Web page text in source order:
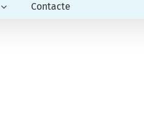
Contacte